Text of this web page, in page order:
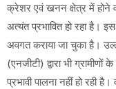
क्रेशर एवं खनन क्षेत्र में होने
अत्यंत प्रभावित हो रहा है।
अवगत कराया जा चुका है।
(एनजीटी) द्वारा भी
प्रभावी पालना नहीं हो रही